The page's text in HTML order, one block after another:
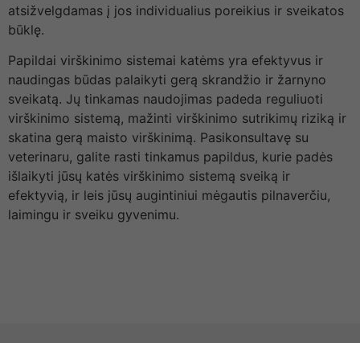
atsižvelgdamas į jos individualius poreikius ir sveikatos
būklę.
Papildai virškinimo sistemai katėms yra efektyvus ir
naudingas būdas palaikyti gerą skrandžio ir žarnyno
sveikatą. Jų tinkamas naudojimas padeda reguliuoti
virškinimo sistemą, mažinti virškinimo sutrikimų riziką ir
skatina gerą maisto virškinimą. Pasikonsultavę su
veterinaru, galite rasti tinkamus papildus, kurie padės
išlaikyti jūsų katės virškinimo sistemą sveiką ir
efektyvią, ir leis jūsų augintiniui mėgautis pilnaverčiu,
laimingu ir sveiku gyvenimu.